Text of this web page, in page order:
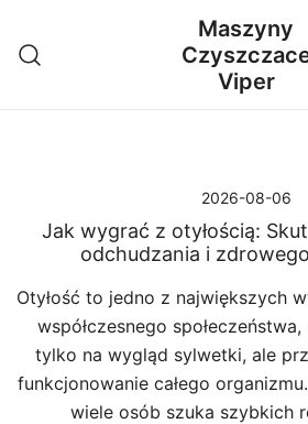
treści
Maszyny
Viper
2026-08-06
Jak wygrać z otyłością:
odchudzania i
Otyłość to jedno z największych
współczesnego
tylko na wygląd sylwetki, ale
funkcjonowanie całego
wiele osób szuka szybkich